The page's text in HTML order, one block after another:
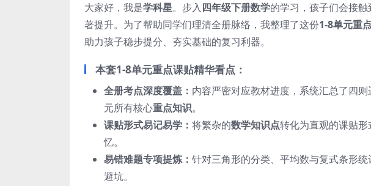
大家好，我是学科星。步入四年级下册数学的学习，孩子们会接
著提升。为了帮助同学们理清全册脉络，我整理了这份1-8单元重
助力孩子稳步提分、夯实基础的复习利器。
本套1-8单元重点课贴精华看点：
全册考点深度覆盖： 内容严密对应教材进度，系统汇总了四
元所有核心重点知识。
课贴形式易记易学： 将繁杂的数学知识点转化为直观的课贴
忆。
易错难题专项提炼： 针对三角形的分类、平均数与复式条形统
避坑。